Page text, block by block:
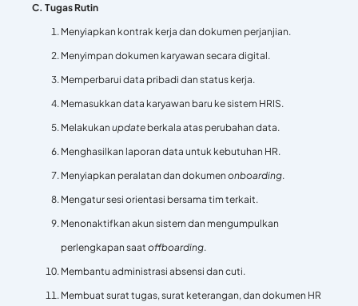
C. Tugas Rutin
Menyiapkan kontrak kerja dan dokumen perjanjian.
Menyimpan dokumen karyawan secara digital.
Memperbarui data pribadi dan status kerja.
Memasukkan data karyawan baru ke sistem HRIS.
Melakukan update berkala atas perubahan data.
Menghasilkan laporan data untuk kebutuhan HR.
Menyiapkan peralatan dan dokumen onboarding.
Mengatur sesi orientasi bersama tim terkait.
Menonaktifkan akun sistem dan mengumpulkan
perlengkapan saat offboarding.
Membantu administrasi absensi dan cuti.
Membuat surat tugas, surat keterangan, dan dokumen HR